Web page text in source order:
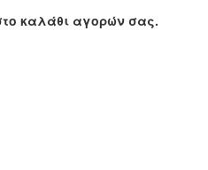
καλάθι αγορών σας.